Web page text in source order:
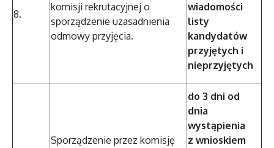
8.
komisji rekrutacyjnej o
sporządzenie uzasadnienia
odmowy przyjęcia.
wiadomości
listy
kandydatów
przyjętych i
nieprzyjętych
Sporządzenie przez komisję
do 3 dni od
dnia
wystąpienia
z wnioskiem